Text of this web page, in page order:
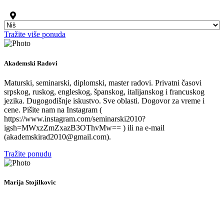
Tražite više ponuda
Akademski Radovi
Maturski, seminarski, diplomski, master radovi. Privatni časovi
srpskog, ruskog, engleskog, španskog, italijanskog i francuskog
jezika. Dugogodišnje iskustvo. Sve oblasti. Dogovor za vreme i
cene. Pišite nam na Instagram (
https://www.instagram.com/seminarski2010?
igsh=MWxzZmZxazB3OThvMw== ) ili na e-mail
(akademskirad2010@gmail.com).
Tražite ponudu
Marija Stojilkovic